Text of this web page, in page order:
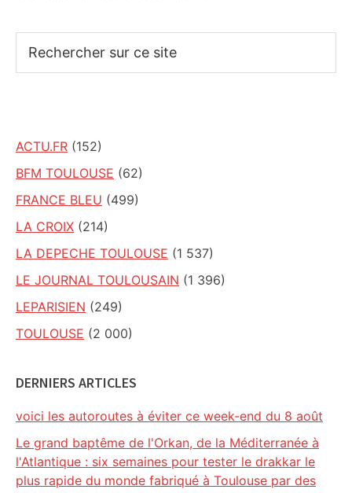
sur
ACTU.FR (152)
BFM TOULOUSE (62)
FRANCE BLEU (499)
LA CROIX (214)
LA DEPECHE TOULOUSE (1 537)
LE JOURNAL TOULOUSAIN (1 396)
LEPARISIEN (249)
TOULOUSE (2 000)
DERNIERS ARTICLES
voici les autoroutes à éviter ce week-end du 8 août
Le grand baptême de l'Orkan, de la Méditerranée à
l'Atlantique : six semaines pour tester le drakkar le
plus rapide du monde fabriqué à Toulouse par des